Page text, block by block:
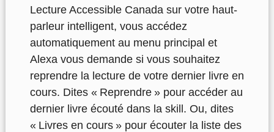
Lecture Accessible Canada sur votre haut-
parleur intelligent, vous accédez
automatiquement au menu principal et
Alexa vous demande si vous souhaitez
reprendre la lecture de votre dernier livre en
cours. Dites « Reprendre » pour accéder au
dernier livre écouté dans la skill. Ou, dites
« Livres en cours » pour écouter la liste des